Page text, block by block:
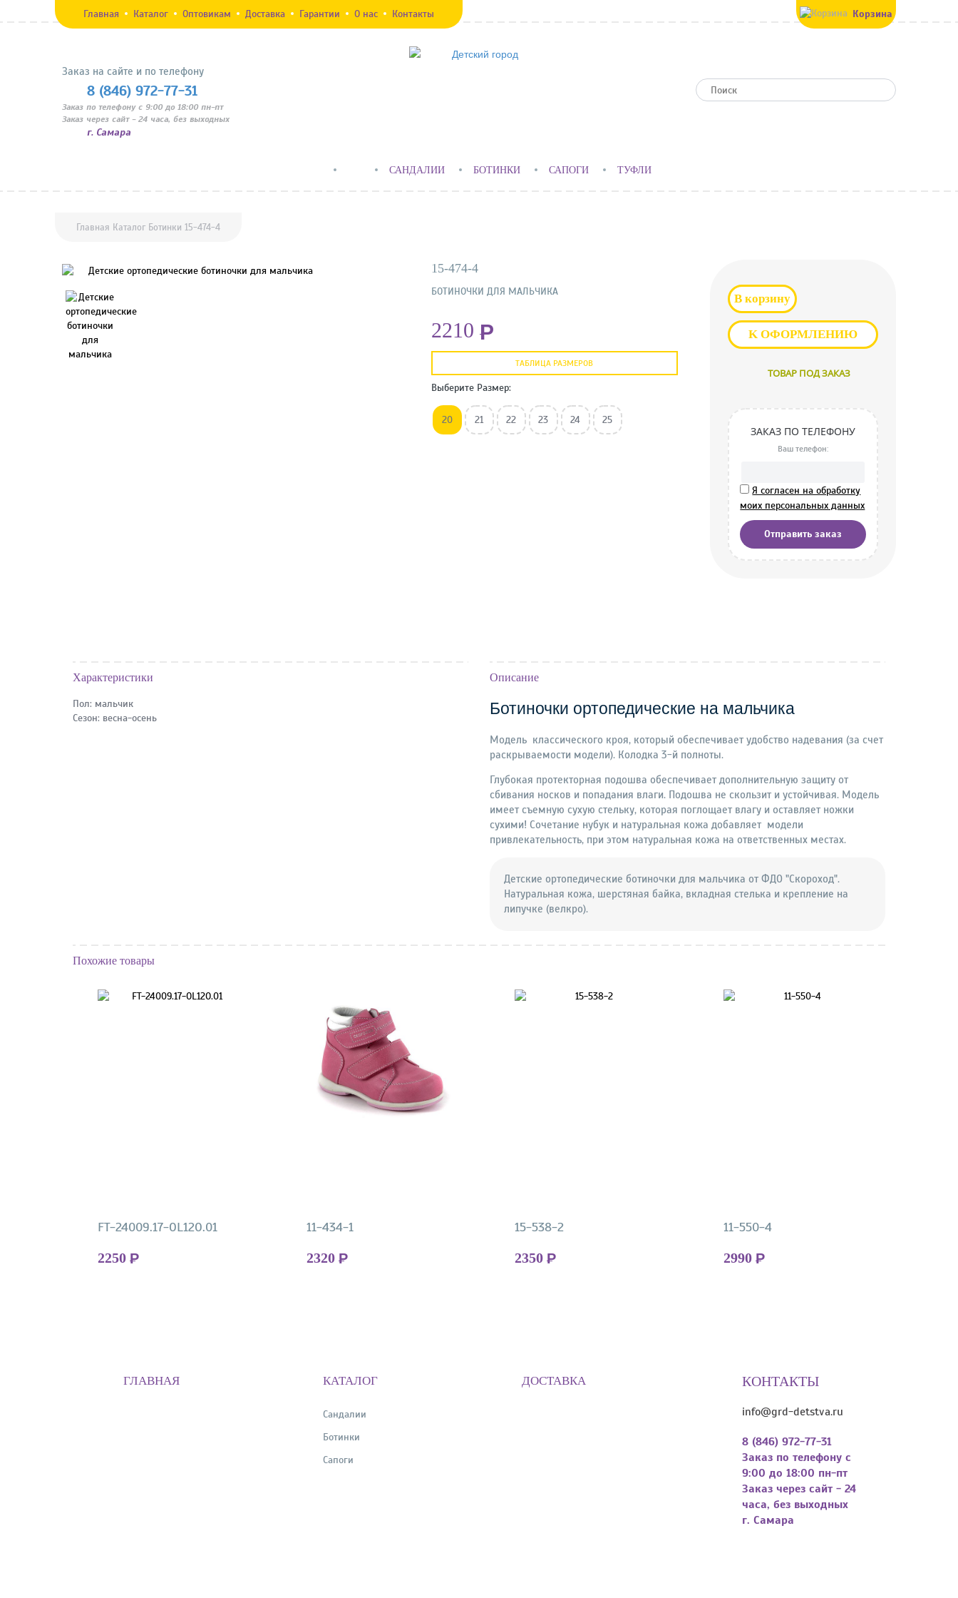
Главная Каталог Оптовикам Доставка Гарантии О нас Контакты
Заказ на сайте и по телефону
8 (846) 972-77-31
Заказ по телефону с 9:00 до 18:00 пн-пт
Заказ через сайт - 24 часа, без выходных
г. Самара
Корзина
САНДАЛИИ БОТИНКИ САПОГИ ТУФЛИ
Главная Каталог Ботинки 15-474-4
15-474-4
БОТИНОЧКИ ДЛЯ МАЛЬЧИКА
2210 Р
Выберите Размер:
20 21 22 23 24 25
ТАБЛИЦА РАЗМЕРОВ
В корзину
K ОФОРМЛЕНИЮ
ТОВАР ПОД ЗАКАЗ
ЗАКАЗ ПО ТЕЛЕФОНУ
Ваш телефон:
Я согласен на обработку
моих персональных данных
Характеристики
Пол: мальчик
Сезон: весна-осень
Описание
Ботиночки ортопедические на мальчика
Модель классического кроя, который обеспечивает удобство надевания (за счет
раскрываемости модели). Колодка 3-й полноты.
Глубокая протекторная подошва обеспечивает дополнительную защиту от
сбивания носков и попадания влаги. Подошва не скользит и устойчивая. Модель
имеет съемную сухую стельку, которая поглощает влагу и оставляет ножки
сухими! Сочетание нубук и натуральная кожа добавляет модели
привлекательность, при этом натуральная кожа на ответственных местах.
Детские ортопедические ботиночки для мальчика от ФДО "Скороход".
Натуральная кожа, шерстяная байка, вкладная стелька и крепление на
липучке (велкро).
Похожие товары
FT-24009.17-OL12O.01
2250 Р
11-434-1
2320 Р
15-538-2
2350 Р
11-550-4
2990 Р
ГЛАВНАЯ КАТАЛОГ
Сандалии
Ботинки
Сапоги
ДОСТАВКА КОНТАКТЫ
info@grd-detstva.ru
8 (846) 972-77-31
Заказ по телефону с
9:00 до 18:00 пн-пт
Заказ через сайт - 24
часа, без выходных
г. Самара